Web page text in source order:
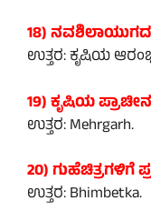
18) ನವಶಿಲಾಯುಗದ
ಉತ್ತರ: ಕೃಷಿಯ
19) ಕೃಷಿಯ
ಉತ್ತರ: Mehrgarh.
20) ಗುಹೆಚಿತ್ರಗಳಿಗೆ
ಉತ್ತರ: Bhimbetka.